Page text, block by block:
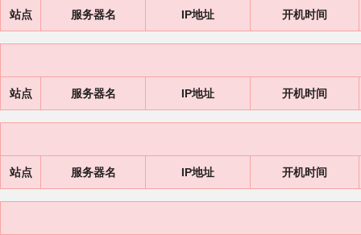
站点 服务器名 IP地址 开机时间
站点 服务器名 IP地址 开机时间
站点 服务器名 IP地址 开机时间